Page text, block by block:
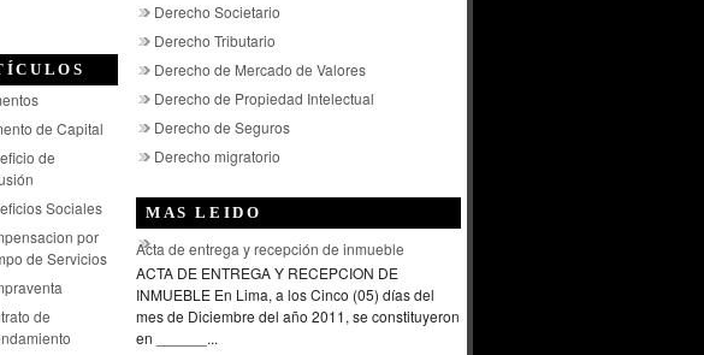
de Capital
de
Sociales
por
de Servicios
de
Derecho Societario
Derecho Tributario
Derecho de Mercado de Valores
Derecho de Propiedad Intelectual
Derecho de Seguros
Derecho migratorio
MAS LEIDO
Acta de entrega y recepción de inmueble
ACTA DE ENTREGA Y RECEPCION DE
INMUEBLE En Lima, a los Cinco (05) días del
mes de Diciembre del año 2011, se constituyeron
en ______...